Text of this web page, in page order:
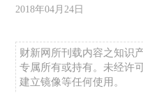
2018年04月24日
财新网所刊载内容之知识
专属所有或持有。未经许
建立镜像等任何使用。